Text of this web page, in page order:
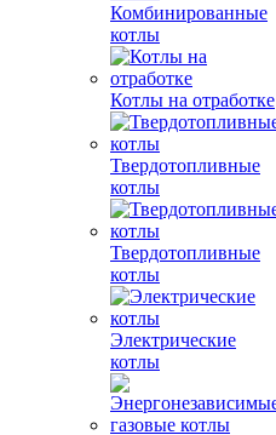
Комбинированные
котлы
Котлы на отработке
Твердотопливные
котлы
Твердотопливные
котлы
Электрические
котлы